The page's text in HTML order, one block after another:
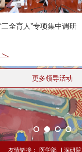
全育人”专项集中调研
更多领导活动
友情链接： 医学部 | 深研院